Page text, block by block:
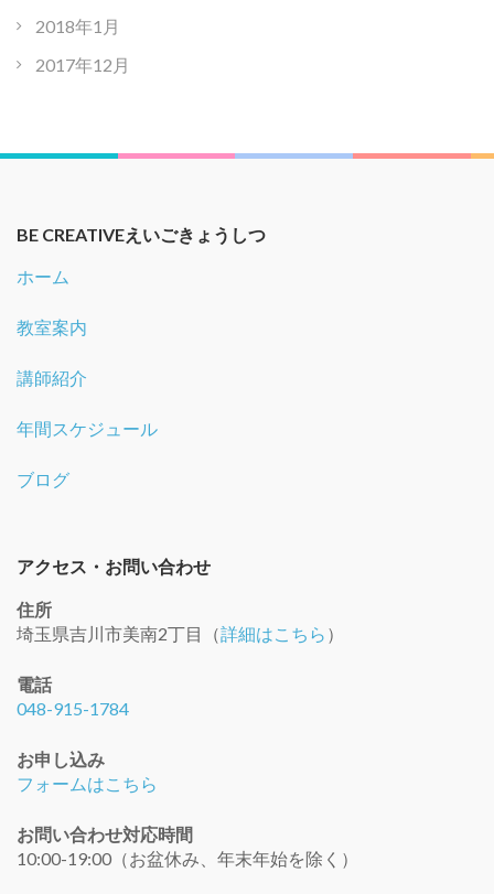
2018年1月
2017年12月
BE CREATIVEえいごきょうしつ
ホーム
教室案内
講師紹介
年間スケジュール
ブログ
アクセス・お問い合わせ
住所
埼玉県吉川市美南2丁目（詳細はこちら ）
電話
048-915-1784
お申し込み
フォームはこちら
お問い合わせ対応時間
10:00-19:00（お盆休み、年末年始を除く）